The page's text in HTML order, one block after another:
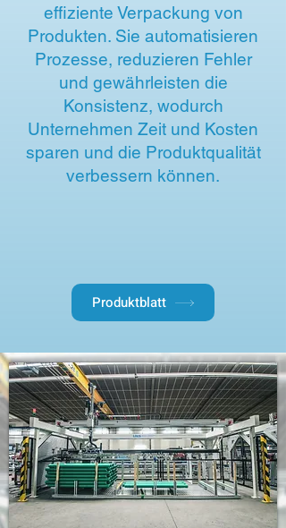
effiziente Verpackung von
Produkten. Sie automatisieren
Prozesse, reduzieren Fehler
und gewährleisten die
Konsistenz, wodurch
Unternehmen Zeit und Kosten
sparen und die Produktqualität
verbessern können.
Produktblatt